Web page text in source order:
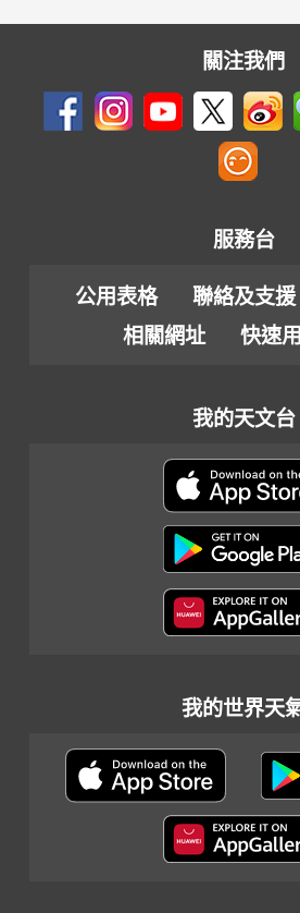
關注我們
服務台
公用表格 聯絡及支援
相關網址
快速
我的天文台
我的世界天